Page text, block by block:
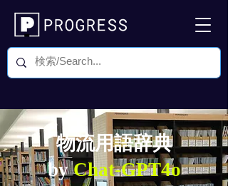
物流用語辞典
byChat-GPT4o